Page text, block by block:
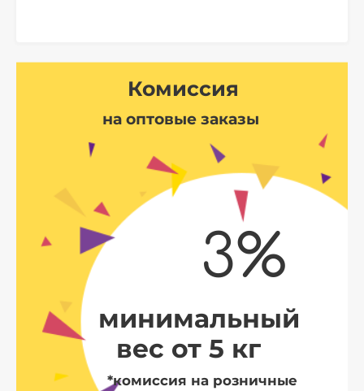
Комиссия
на оптовые заказы
3%
минимальный
вес от 5 кг
*комиссия на розничные